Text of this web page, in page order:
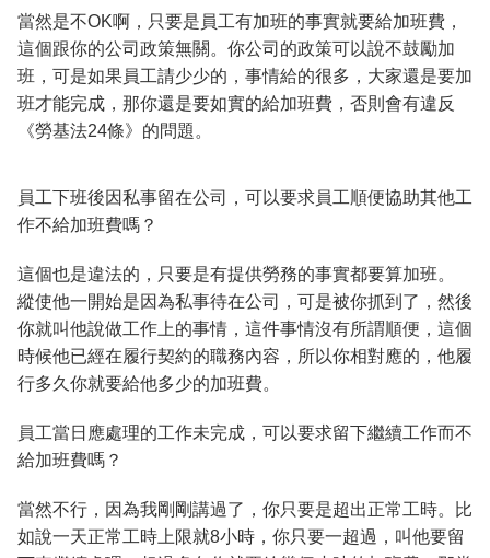
當然是不OK啊，只要是員工有加班的事實就要給加班費，
這個跟你的公司政策無關。你公司的政策可以說不鼓勵加
班，可是如果員工請少少的，事情給的很多，大家還是要加
班才能完成，那你還是要如實的給加班費，否則會有違反
《勞基法24條》的問題。
員工下班後因私事留在公司，可以要求員工順便協助其他工
作不給加班費嗎？
這個也是違法的，只要是有提供勞務的事實都要算加班。
縱使他一開始是因為私事待在公司，可是被你抓到了，然後
你就叫他說做工作上的事情，這件事情沒有所謂順便，這個
時候他已經在履行契約的職務內容，所以你相對應的，他履
行多久你就要給他多少的加班費。
員工當日應處理的工作未完成，可以要求留下繼續工作而不
給加班費嗎？
當然不行，因為我剛剛講過了，你只要是超出正常工時。比
如說一天正常工時上限就8小時，你只要一超過，叫他要留